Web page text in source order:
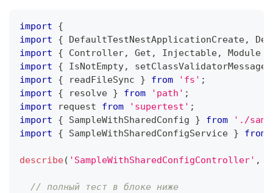
import
{
import
{ DefaultTestNestApplicationCreate,
import
{ Controller, Get , Injectable, Module
import
{ IsNotEmpty,
import
{ readFileSync } from 'fs' ;
import
{ resolve } from 'path' ;
import request from 'supertest' ;
import
{ SampleWithSharedConfig } from
'./
import
{ SampleWithSharedConfigService } from
describe( 'SampleWithSharedConfigController' ,
// полный тест в блоке ниже